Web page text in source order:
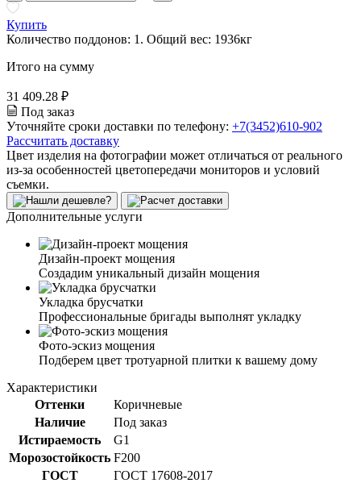
Купить
Количество поддонов: 1 . Общий вес: 1936кг
Итого на сумму
31 409.28 ₽
Под заказ
Уточняйте сроки доставки по телефону: +7(3452)610-902
Рассчитать доставку
Цвет изделия на фотографии может отличаться от реального
из-за особенностей цветопередачи мониторов и условий
съемки.
Дополнительные услуги
Дизайн-проект мощения
Создадим уникальный дизайн мощения
Укладка брусчатки
Профессиональные бригады выполнят укладку
Фото-эскиз мощения
Подберем цвет тротуарной плитки к вашему дому
Характеристики
Оттенки
Коричневые
Наличие
Под заказ
Истираемость
G1
Морозостойкость F200
ГОСТ
ГОСТ 17608-2017